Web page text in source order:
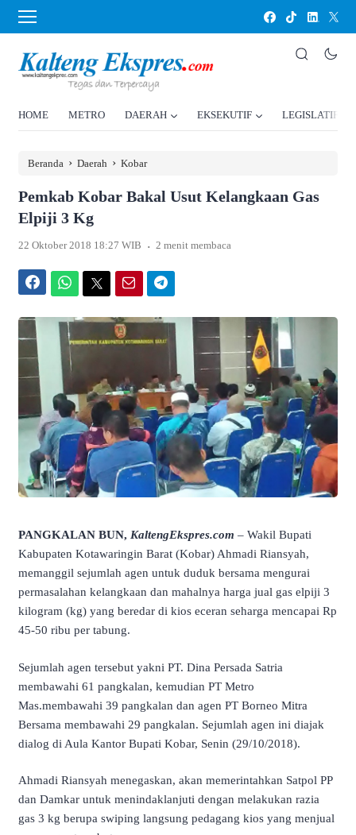
HOME METRO DAERAH EKSEKUTIF LEGISLATIF
Beranda › Daerah › Kobar
Pemkab Kobar Bakal Usut Kelangkaan Gas
Elpiji 3 Kg
22 Oktober 2018 18:27 WIB . 2 menit membaca
PANGKALAN BUN, KaltengEkspres.com – Wakil Bupati
Kabupaten Kotawaringin Barat (Kobar) Ahmadi Riansyah,
memanggil sejumlah agen untuk duduk bersama mengurai
permasalahan kelangkaan dan mahalnya harga jual gas elpiji 3
kilogram (kg) yang beredar di kios eceran seharga mencapai Rp
45-50 ribu per tabung.
Sejumlah agen tersebut yakni PT. Dina Persada Satria
membawahi 61 pangkalan, kemudian PT Metro
Mas.membawahi 39 pangkalan dan agen PT Borneo Mitra
Bersama membawahi 29 pangkalan. Sejumlah agen ini diajak
dialog di Aula Kantor Bupati Kobar, Senin (29/10/2018).
Ahmadi Riansyah menegaskan, akan memerintahkan Satpol PP
dan Damkar untuk menindaklanjuti dengan melakukan razia
gas 3 kg berupa swiping langsung pedagang kios yang menjual